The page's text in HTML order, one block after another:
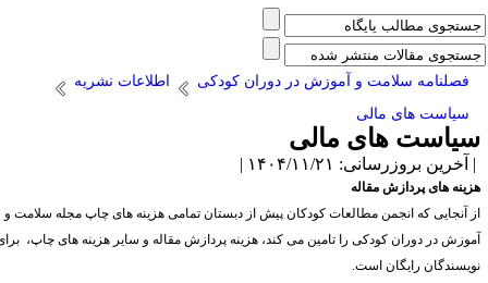
فصلنامه سلامت و آموزش در دوران کودکی
اطلاعات نشریه
سیاست های مالی
های مالی
بروزرسانی: ۱۴۰۴/۱۱/۲۱ |
های پردازش مقاله
آنجایی که انجمن مطالعات کودکان پیش از دبستان تمامی هزینه های چاپ مجله سلامت و
در دوران کودکی را تامین می کند، هزینه پردازش مقاله و سایر هزینه های چاپ، برای
رایگان است.